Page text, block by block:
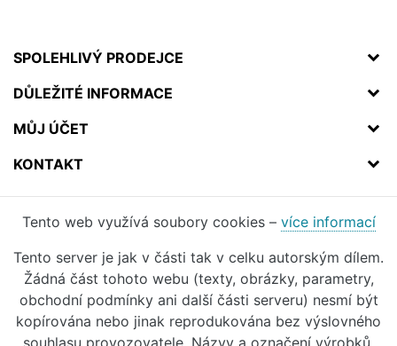
SPOLEHLIVÝ PRODEJCE
DŮLEŽITÉ INFORMACE
MŮJ ÚČET
KONTAKT
Tento web využívá soubory cookies – více informací
Tento server je jak v části tak v celku autorským dílem.
Žádná část tohoto webu (texty, obrázky, parametry,
obchodní podmínky ani další části serveru) nesmí být
kopírována nebo jinak reprodukována bez výslovného
souhlasu provozovatele. Názvy a označení výrobků,